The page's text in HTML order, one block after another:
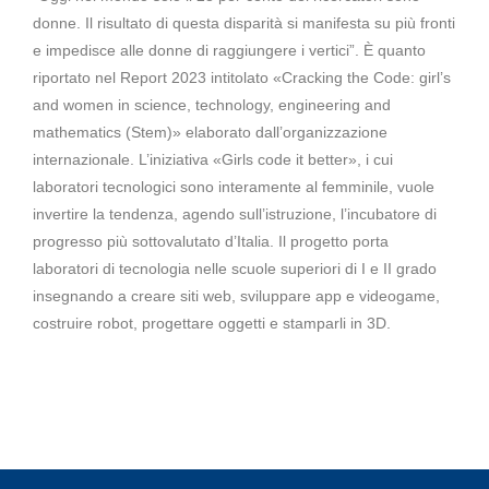
donne. Il risultato di questa disparità si manifesta su più fronti
e impedisce alle donne di raggiungere i vertici”. È quanto
riportato nel Report 2023 intitolato «Cracking the Code: girl’s
and women in science, technology, engineering and
mathematics (Stem)» elaborato dall’organizzazione
internazionale. L’iniziativa «Girls code it better», i cui
laboratori tecnologici sono interamente al femminile, vuole
invertire la tendenza, agendo sull’istruzione, l’incubatore di
progresso più sottovalutato d’Italia. Il progetto porta
laboratori di tecnologia nelle scuole superiori di I e II grado
insegnando a creare siti web, sviluppare app e videogame,
costruire robot, progettare oggetti e stamparli in 3D.